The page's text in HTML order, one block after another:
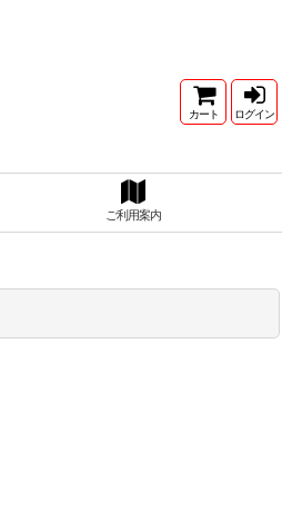
カート ログイン
ご利用案内